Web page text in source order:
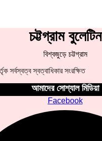
চট্টগ্রাম বুলেটিন
বিশ্বজুড়ে চট্টগ্রাম
সর্বস্বত্ব স্বত্বাধিকার সংরক্ষিত
আমাদের সোশ্যাল মিডিয়া
Facebook